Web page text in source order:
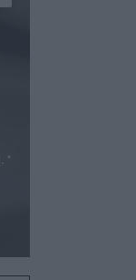
. *